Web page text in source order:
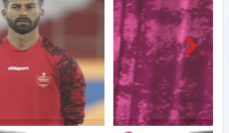
خبرانلاین ببینید | کنایه حجت‌الاسلام برمایی به ماجرای راه ندادن
طرفداری حضور دژاگه در تمرینات نساجی؛ زوج اشکان – مسعود
تازه‌ ترین رده‌ بندی تیم‌ های باشگاهی | سقوط